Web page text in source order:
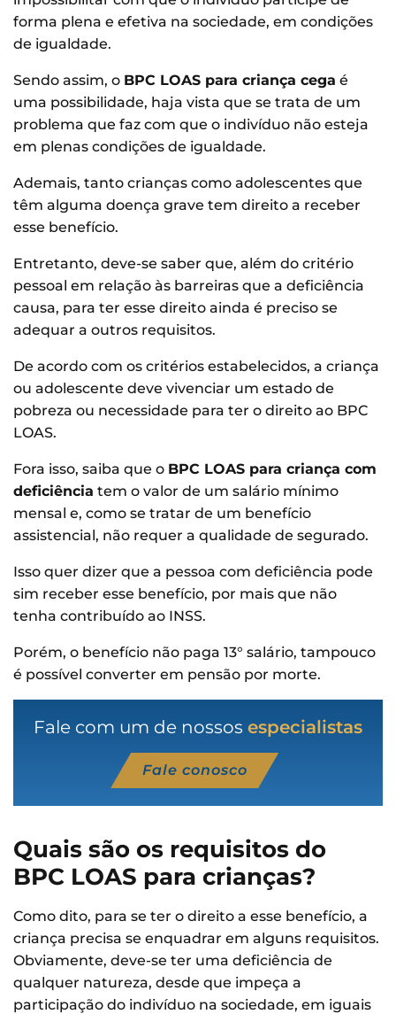
forma plena e efetiva na sociedade, em condições
de igualdade.
Sendo assim, o BPC LOAS para criança cega é
uma possibilidade, haja vista que se trata de um
problema que faz com que o indivíduo não esteja
em plenas condições de igualdade.
Ademais, tanto crianças como adolescentes que
têm alguma doença grave tem direito a receber
esse benefício.
Entretanto, deve-se saber que, além do critério
pessoal em relação às barreiras que a deficiência
causa, para ter esse direito ainda é preciso se
adequar a outros requisitos.
De acordo com os critérios estabelecidos, a criança
ou adolescente deve vivenciar um estado de
pobreza ou necessidade para ter o direito ao BPC
LOAS.
Fora isso, saiba que o BPC LOAS para criança com
deficiência tem o valor de um salário mínimo
mensal e, como se tratar de um benefício
assistencial, não requer a qualidade de segurado.
Isso quer dizer que a pessoa com deficiência pode
sim receber esse benefício, por mais que não
tenha contribuído ao INSS.
Porém, o benefício não paga 13° salário, tampouco
é possível converter em pensão por morte.
Fale com um de nossos especialistas
Fale conosco
Quais são os requisitos do
BPC LOAS para crianças?
Como dito, para se ter o direito a esse benefício, a
criança precisa se enquadrar em alguns requisitos.
Obviamente, deve-se ter uma deficiência de
qualquer natureza, desde que impeça a
participação do indivíduo na sociedade, em iguais